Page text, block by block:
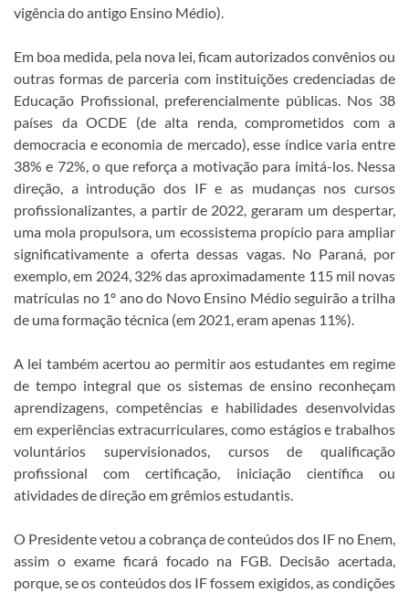
vigência do antigo Ensino Médio).
Em boa medida, pela nova lei, ficam autorizados convênios ou
outras formas de parceria com instituições credenciadas de
Educação Profissional, preferencialmente públicas. Nos 38
países da OCDE (de alta renda, comprometidos com a
democracia e economia de mercado), esse índice varia entre
38% e 72%, o que reforça a motivação para imitá-los. Nessa
direção, a introdução dos IF e as mudanças nos cursos
profissionalizantes, a partir de 2022, geraram um despertar,
uma mola propulsora, um ecossistema propício para ampliar
significativamente a oferta dessas vagas. No Paraná, por
exemplo, em 2024, 32% das aproximadamente 115 mil novas
matrículas no 1º ano do Novo Ensino Médio seguirão a trilha
de uma formação técnica (em 2021, eram apenas 11%).
A lei também acertou ao permitir aos estudantes em regime
de tempo integral que os sistemas de ensino reconheçam
aprendizagens, competências e habilidades desenvolvidas
em experiências extracurriculares, como estágios e trabalhos
voluntários supervisionados, cursos de qualificação
profissional com certificação, iniciação científica ou
atividades de direção em grêmios estudantis.
O Presidente vetou a cobrança de conteúdos dos IF no Enem,
assim o exame ficará focado na FGB. Decisão acertada,
porque, se os conteúdos dos IF fossem exigidos, as condições